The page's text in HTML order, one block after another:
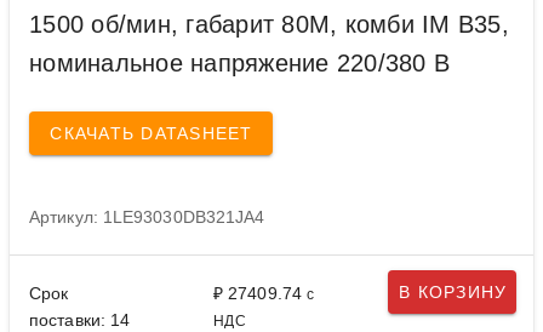
1500 об/мин, габарит 80M, комби IM B35,
номинальное напряжение 220/380 В
СКАЧАТЬ DATASHEET
Артикул: 1LE93030DB321JA4
Срок
поставки: 14
₽ 27409.74с
НДС
В КОРЗИНУ